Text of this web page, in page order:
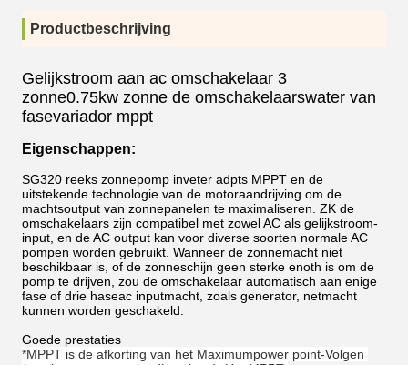
Productbeschrijving
Gelijkstroom aan ac omschakelaar 3
zonne0.75kw zonne de omschakelaarswater van
fasevariador mppt
Eigenschappen:
SG320 reeks zonnepomp inveter adpts MPPT en de
uitstekende technologie van de motoraandrijving om de
machtsoutput van zonnepanelen te maximaliseren. ZK de
omschakelaars zijn compatibel met zowel AC als gelijkstroom-
input, en de AC output kan voor diverse soorten normale AC
pompen worden gebruikt. Wanneer de zonnemacht niet
beschikbaar is, of de zonneschijn geen sterke enoth is om de
pomp te drijven, zou de omschakelaar automatisch aan enige
fase of drie haseac inputmacht, zoals generator, netmacht
kunnen worden geschakeld.
Goede prestaties
*MPPT is de afkorting van het Maximumpower point-Volgen